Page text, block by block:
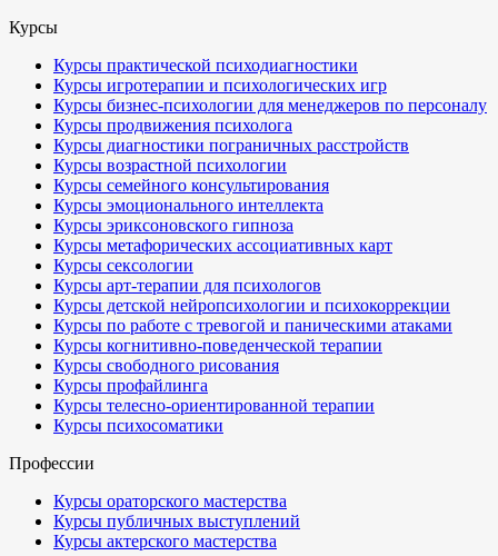
Курсы
Курсы практической психодиагностики
Курсы игротерапии и психологических игр
Курсы бизнес-психологии для менеджеров по персоналу
Курсы продвижения психолога
Курсы диагностики пограничных расстройств
Курсы возрастной психологии
Курсы семейного консультирования
Курсы эмоционального интеллекта
Курсы эриксоновского гипноза
Курсы метафорических ассоциативных карт
Курсы сексологии
Курсы арт-терапии для психологов
Курсы детской нейропсихологии и психокоррекции
Курсы по работе с тревогой и паническими атаками
Курсы когнитивно-поведенческой терапии
Курсы свободного рисования
Курсы профайлинга
Курсы телесно-ориентированной терапии
Курсы психосоматики
Профессии
Курсы ораторского мастерства
Курсы публичных выступлений
Курсы актерского мастерства